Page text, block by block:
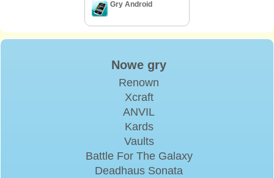
Gry Android
Nowe gry
Renown
Xcraft
ANVIL
Kards
Vaults
Battle For The Galaxy
Deadhaus Sonata